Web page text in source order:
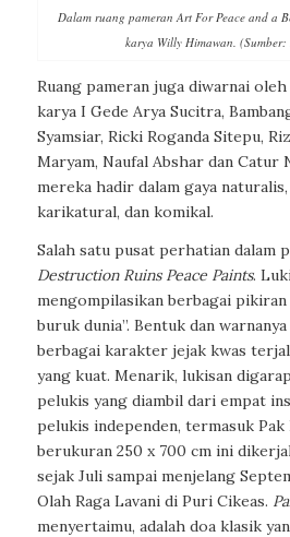
Dalam ruang pameran Art For Peace and a
karya Willy Himawan.
Ruang pameran juga diwarnai
karya I Gede Arya Sucitra,
Syamsiar, Ricki Roganda Sitepu,
Maryam, Naufal Abshar dan Catur
mereka hadir dalam gaya
karikatural, dan komikal.
Salah satu pusat perhatian dalam
Destruction Ruins Peace Paints.
mengompilasikan berbagai pikiran
buruk dunia”. Bentuk dan
berbagai karakter jejak kwas
yang kuat. Menarik, lukisan
pelukis yang diambil dari empat
pelukis independen, termasuk Pak
berukuran 250 x 700 cm ini
sejak Juli sampai menjelang
Olah Raga Lavani di Puri Cikeas.
menyertaimu, adalah doa klasik